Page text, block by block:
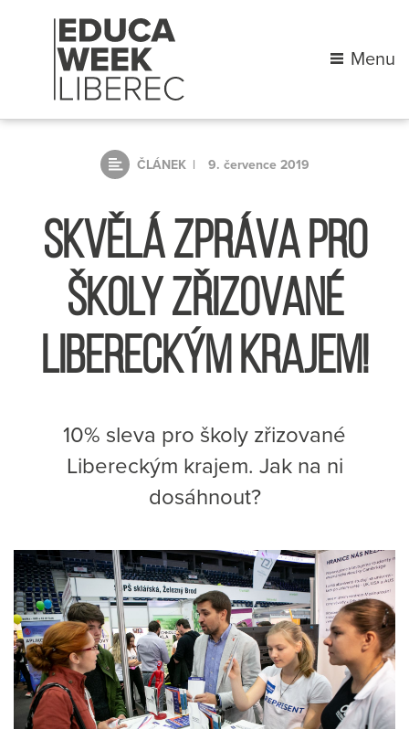
Menu
ČLÁNEK 9. července 2019
SKVĚLÁ ZPRÁVA PRO
ŠKOLY ZŘIZOVANÉ
LIBERECKÝM KRAJEM!
10% sleva pro školy zřizované
Libereckým krajem. Jak na ni
dosáhnout?